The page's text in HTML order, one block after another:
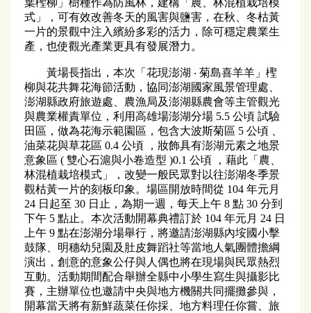
葉檉柳」樹種作為防風林，建構「農、林混植栽培模
式」，可有效改善冬天的風害與鹽害，在秋、冬枯黃
一片的景觀中注入繽紛多彩的活力，除可穩定農業生
產，也使觀光產業更具有發展潛力。
黃場長指出，本次「花現澎湖 ‧ 菊島喜羊羊」檉
柳與花共舞花海節活動，協同澎湖國家風景管理處、
澎湖縣政府旅遊處、農漁局及澎湖縣農會等主管觀光
與農業權責單位，利用高雄場澎湖分場 5.5 公頃 試驗
田區，做為花海示範園區，包含大波斯菊區 5 公頃 、
油菜花與草花區 0.4 公頃 ，妝飾具有澎湖元素之地景
意象區 ( 雙心石滬與小卷造型 )0.1 公頃 ，藉此「農、
林混植栽培模式」，改變一般民眾對以往澎湖冬季景
觀枯黃一片的刻板印象。場區開放時間從 104 年元月
24 日起至 30 日止，為期一週，每天上午 8 點 30 分到
下午 5 點止。本次活動開幕典禮訂於 104 年元月 24 日
上午 9 點在澎湖分場舉行，將邀請澎湖縣內垵國小擊
鼓隊、明穗幼兒園及肚皮舞蹈社等當地人氣團體擔綱
演出，創意的意象公仔與人偶也將在現場與民眾熱烈
互動。活動期間配合舉辦全縣中小學生寫生與攝影比
賽，主辦單位也邀請中央與地方機關共同擺攤參與，
開幕當天將有新鮮蔬菜任你採、地方料理任你嘗、旅